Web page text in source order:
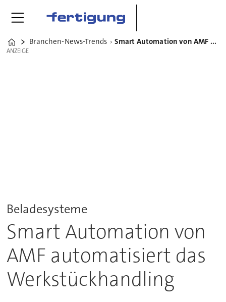
Home
Branchen-News-Trends Smart Automation von AMF automatisiert das Werkstückhandling
ANZEIGE
ANZEIGE
Beladesysteme
Smart Automation von
AMF automatisiert das
Werkstückhandling